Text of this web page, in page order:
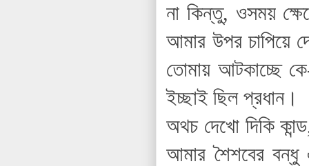
না কিন্তু, ওসময়
আমার উপর চাপিয়ে
তোমায় আটকাচ্ছে
ইচ্ছাই ছিল প্রধান।
অথচ দেখো দিকি
আমার শৈশবের